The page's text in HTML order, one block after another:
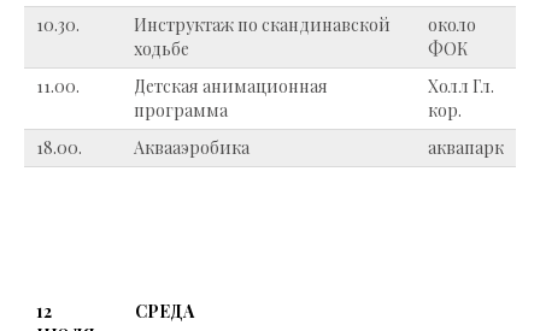
10.30.
Инструктаж по скандинавской
ходьбе
около
ФОК
11.00.
Детская анимационная
программа
Холл Гл.
кор.
18.00.
Аквааэробика аквапарк
12
СРЕДА